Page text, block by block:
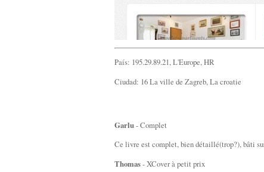
País: 195.29.89.21, L'Europe, HR
Ciudad: 16 La ville de Zagreb, La croatie
Garlu- Complet
Ce livre est complet, bien détaillé(trop?), bâti
Thomas- XCover à petit prix